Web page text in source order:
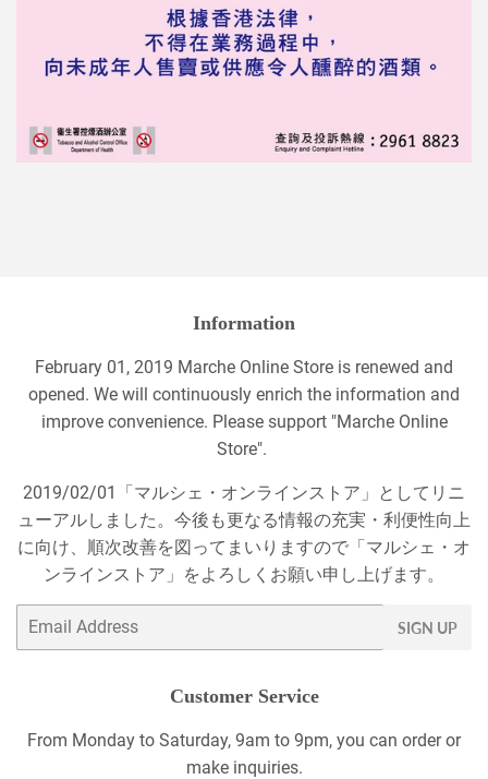
Information
February 01, 2019 Marche Online Store is renewed and
opened. We will continuously enrich the information and
improve convenience. Please support "Marche Online
Store".
2019/02/01「マルシェ・オンラインストア」としてリニ
ューアルしました。今後も更なる情報の充実・利便性向上
に向け、順次改善を図ってまいりますので「マルシェ・オ
ンラインストア」をよろしくお願い申し上げます。
Email
SIGN UP
Customer Service
From Monday to Saturday, 9am to 9pm, you can order or
make inquiries.